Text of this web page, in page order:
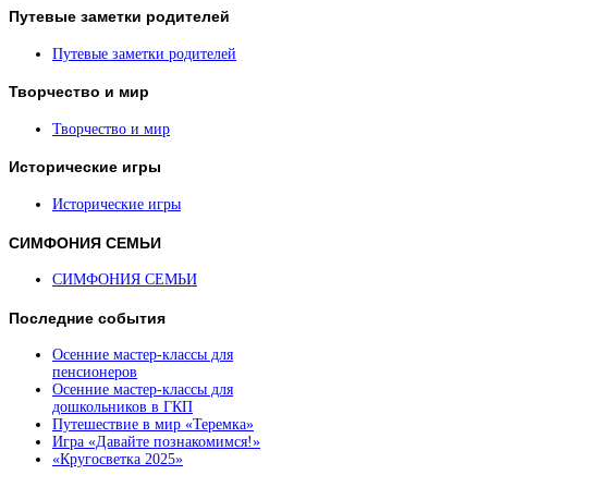
Путевые заметки родителей
Путевые заметки родителей
Творчество и мир
Творчество и мир
Исторические игры
Исторические игры
СИМФОНИЯ СЕМЬИ
СИМФОНИЯ СЕМЬИ
Последние события
Осенние мастер-классы для
пенсионеров
Осенние мастер-классы для
дошкольников в ГКП
Путешествие в мир «Теремка»
Игра «Давайте познакомимся!»
«Кругосветка 2025»